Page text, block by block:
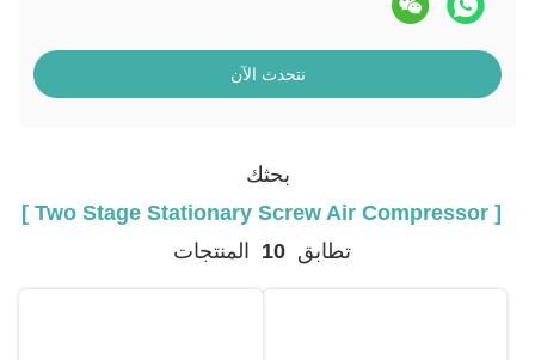
نتحدث الآن
بحثك
[ Two Stage Stationary Screw Air Compressor ]
تطابق10 المنتجات